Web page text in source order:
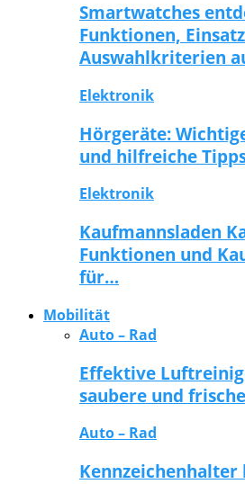
Smartwatches
Funktionen,
Auswahlkriterien
Elektronik
Hörgeräte:
und hilfreiche
Elektronik
Kaufmannsladen
Funktionen und
für…
Mobilität
Auto – Rad
Effektive
saubere und
Auto – Rad
Kennzeichenhalter